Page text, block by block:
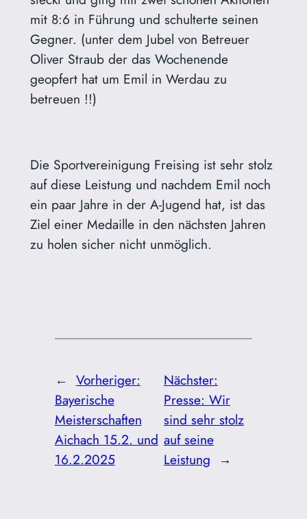
mit 8:6 in Führung und schulterte seinen
Gegner. (unter dem Jubel von Betreuer
Oliver Straub der das Wochenende
geopfert hat um Emil in Werdau zu
betreuen !!)
Die Sportvereinigung Freising ist sehr stolz
auf diese Leistung und nachdem Emil noch
ein paar Jahre in der A-Jugend hat, ist das
Ziel einer Medaille in den nächsten Jahren
zu holen sicher nicht unmöglich.
← Vorheriger:
Bayerische
Meisterschaften
Aichach 15.2. und
16.2.2025
Nächster:
Presse: Wir
sind sehr stolz
auf seine
Leistung →